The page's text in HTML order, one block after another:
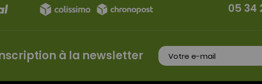
05 34
à la newsletter